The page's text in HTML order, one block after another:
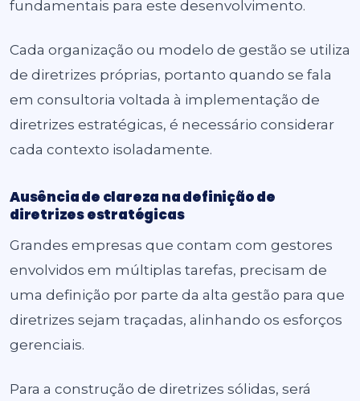
fundamentais para este desenvolvimento.
Cada organização ou modelo de gestão se utiliza
de diretrizes próprias, portanto quando se fala
em consultoria voltada à implementação de
diretrizes estratégicas, é necessário considerar
cada contexto isoladamente.
Ausência de clareza na definição de
diretrizes estratégicas
Grandes empresas que contam com gestores
envolvidos em múltiplas tarefas, precisam de
uma definição por parte da alta gestão para que
diretrizes sejam traçadas, alinhando os esforços
gerenciais.
Para a construção de diretrizes sólidas, será